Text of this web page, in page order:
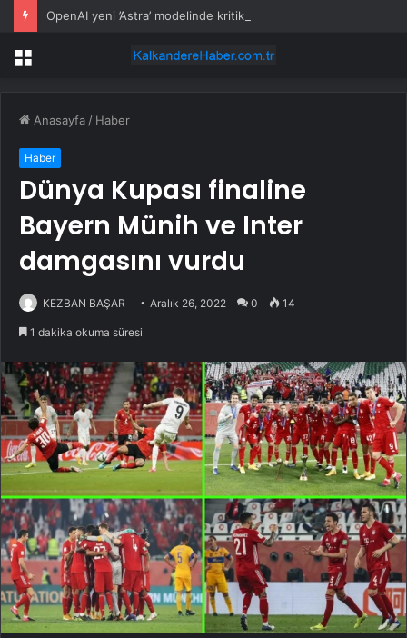
Menü
Anasayfa / Haber
Haber
Dünya Kupası finaline
Bayern Münih ve Inter
damgasını vurdu
KEZBAN BAŞAR Aralık 26, 2022 0 14
1 dakika okuma süresi